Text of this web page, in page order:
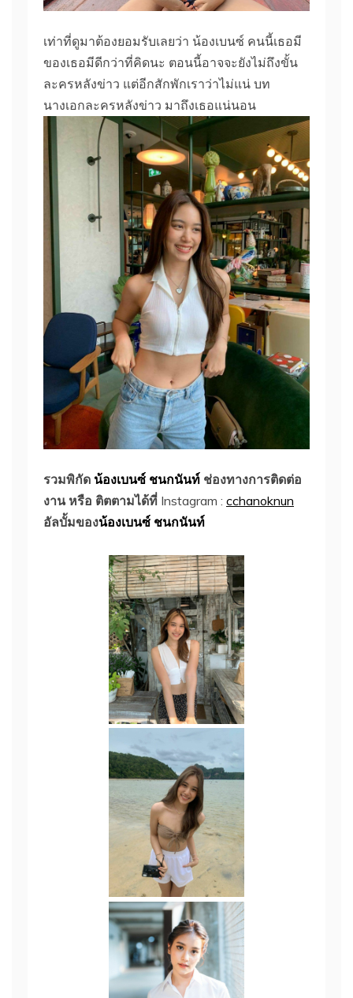
เท่าที่ดูมาต้องยอมรับเลยว่า น้องเบนซ์ คนนี้เธอมี
ของเธอมีดีกว่าที่คิดนะ ตอนนี้อาจจะยังไม่ถึงขั้น
ละครหลังข่าว แต่อีกสักพักเราว่าไม่แน่ บท
นางเอกละครหลังข่าว มาถึงเธอแน่นอน
รวมพิกัด น้องเบนซ์ ชนกนันท์ ช่องทางการติดต่อ
งาน หรือ ติตตามได้ที่ Instagram : cchanoknun
อัลบั้มของน้องเบนซ์ ชนกนันท์